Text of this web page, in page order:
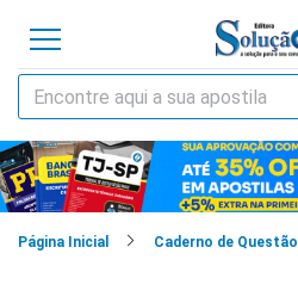
Página Inicial Caderno de Questão